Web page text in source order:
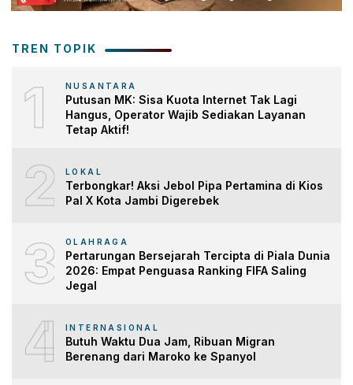
TREN TOPIK
1 NUSANTARA
Putusan MK: Sisa Kuota Internet Tak Lagi
Hangus, Operator Wajib Sediakan Layanan
Tetap Aktif!
2 LOKAL
Terbongkar! Aksi Jebol Pipa Pertamina di Kios
Pal X Kota Jambi Digerebek
3 OLAHRAGA
Pertarungan Bersejarah Tercipta di Piala Dunia
2026: Empat Penguasa Ranking FIFA Saling
Jegal
4 INTERNASIONAL
Butuh Waktu Dua Jam, Ribuan Migran
Berenang dari Maroko ke Spanyol